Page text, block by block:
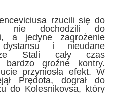
rzucili się do
nie dochodzili do
a jedyne zagrożenie
i nieudane
Stali cały czas
bardzo groźne kontry.
przyniosła efekt. W
Prędota, dograł do
do Kolesnikovsa, który